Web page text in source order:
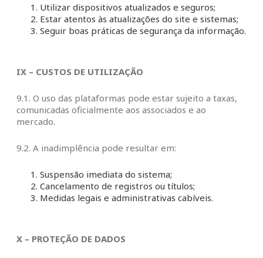
Utilizar dispositivos atualizados e seguros;
Estar atentos às atualizações do site e sistemas;
Seguir boas práticas de segurança da informação.
IX – CUSTOS DE UTILIZAÇÃO
9.1. O uso das plataformas pode estar sujeito a taxas,
comunicadas oficialmente aos associados e ao
mercado.
9.2. A inadimplência pode resultar em:
Suspensão imediata do sistema;
Cancelamento de registros ou títulos;
Medidas legais e administrativas cabíveis.
X – PROTEÇÃO DE DADOS